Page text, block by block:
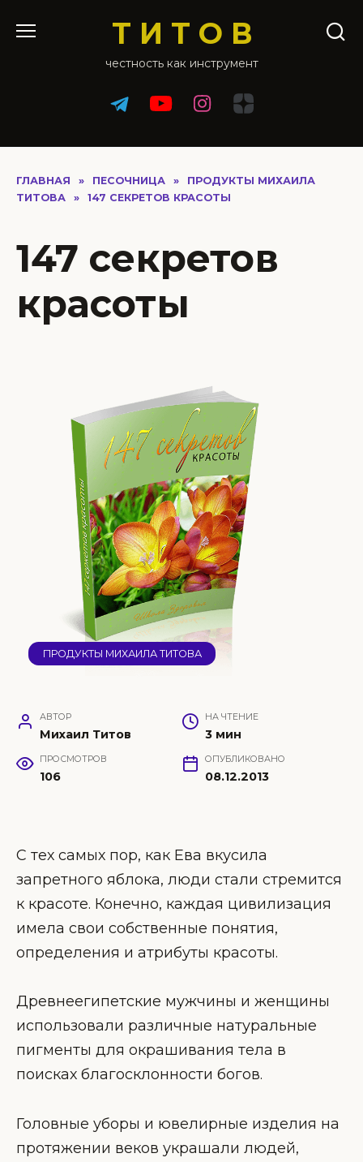
Т И Т О В
честность как инструмент
ГЛАВНАЯ » ПЕСОЧНИЦА »
ПРОДУКТЫ МИХАИЛА
ТИТОВА
» 147 СЕКРЕТОВ КРАСОТЫ
147 секретов
красоты
ПРОДУКТЫ МИХАИЛА ТИТОВА
АВТОР
Михаил Титов
НА ЧТЕНИЕ
3 мин
ПРОСМОТРОВ
106
ОПУБЛИКОВАНО
08.12.2013
С тех самых пор, как Ева вкусила
запретного яблока, люди стали стремится
к красоте. Конечно, каждая цивилизация
имела свои собственные понятия,
определения и атрибуты красоты.
Древнеегипетские мужчины и женщины
использовали различные натуральные
пигменты для окрашивания тела в
поисках благосклонности богов.
Головные уборы и ювелирные изделия на
протяжении веков украшали людей,